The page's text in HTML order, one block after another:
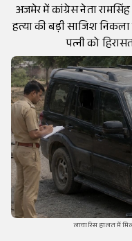
अजमेर में कांग्रेस नेता
हत्या की बड़ी साजिश
पत्नी को
लावारिस हालत में